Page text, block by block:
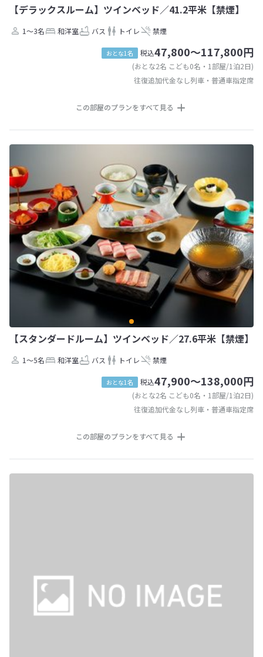
【デラックスルーム】ツインベッド／41.2平米【禁煙】
1～3名 和洋室 バス トイレ 禁煙
おとな1名 税込47,800～117,800円
(おとな2名 こども0名・1部屋/1泊2日)
往復追加代金なし列車・普通車指定席
この部屋のプランをすべて見る
【スタンダードルーム】ツインベッド／27.6平米【禁煙】
1～5名 和洋室 バス トイレ 禁煙
おとな1名 税込47,900～138,000円
(おとな2名 こども0名・1部屋/1泊2日)
往復追加代金なし列車・普通車指定席
この部屋のプランをすべて見る